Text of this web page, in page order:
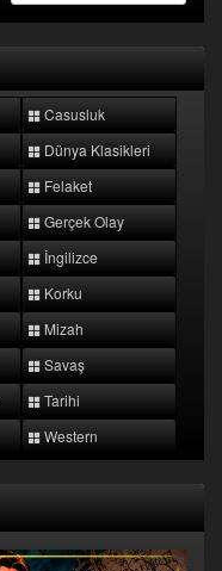
Casusluk
Dünya Klasikleri
Felaket
Gerçek Olay
İngilizce
Korku
Mizah
Savaş
Tarihi
Western